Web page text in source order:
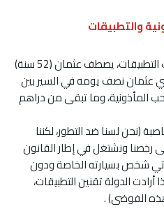
والتطبيقات
على بعد خطوات من تجمع أصحاب التطبيقات، يصطف عثمان (52 سنة)
عثمان نصف يومه في السير بين
المأذونية، وما تبقى من دراهم
(نحن لسنا ضد التطور، لكننا
رخصنا ونشتغل في إطار القانون
شخص بسيارته الخاصة ودون
أرادت الدولة تقنين التطبيقات،
هذه الفوضى) .